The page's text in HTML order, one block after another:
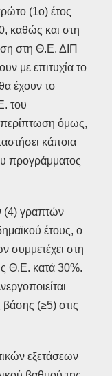
(1ο) έτος
καθώς και στη
στη Θ.Ε. ΔΙΠ
με επιτυχία το
έχουν το
του
όμως,
κάποια
προγράμματος
(4) γραπτών
έτους, ο
συμμετέχει στη
Θ.Ε. κατά 30%.
(≥5) στις
εξετάσεων